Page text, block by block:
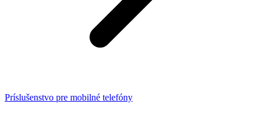
Príslušenstvo pre mobilné telefóny